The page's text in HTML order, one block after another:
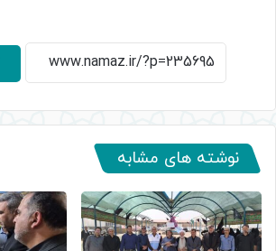
نوشته های مشابه